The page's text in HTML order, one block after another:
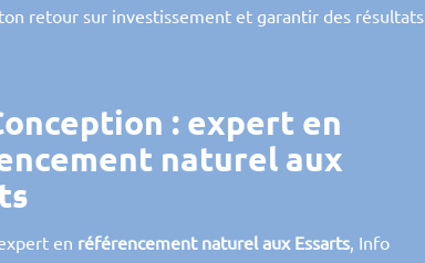
retour sur investissement et garantir des résultats
: expert en
naturel aux
en référencement naturel aux Essarts, Info